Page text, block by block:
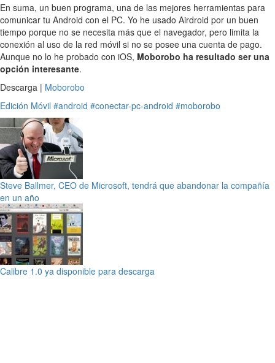
En suma, un buen programa, una de las mejores herramientas para
comunicar tu Android con el PC. Yo he usado Airdroid por un buen
tiempo porque no se necesita más que el navegador, pero limita la
conexión al uso de la red móvil si no se posee una cuenta de pago.
Aunque no lo he probado con iOS, Moborobo ha resultado ser una
opción interesante.
Descarga | Moborobo
Edición Móvil #android #conectar-pc-android #moborobo
Steve Ballmer, CEO de Microsoft, tendrá que abandonar la compañía
en un año
Calibre 1.0 ya disponible para descarga